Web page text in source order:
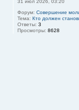
31 июл 2026, 03:20
Форум:Совершение
Тема:Кто должен
Ответы:3
Просмотры:8628